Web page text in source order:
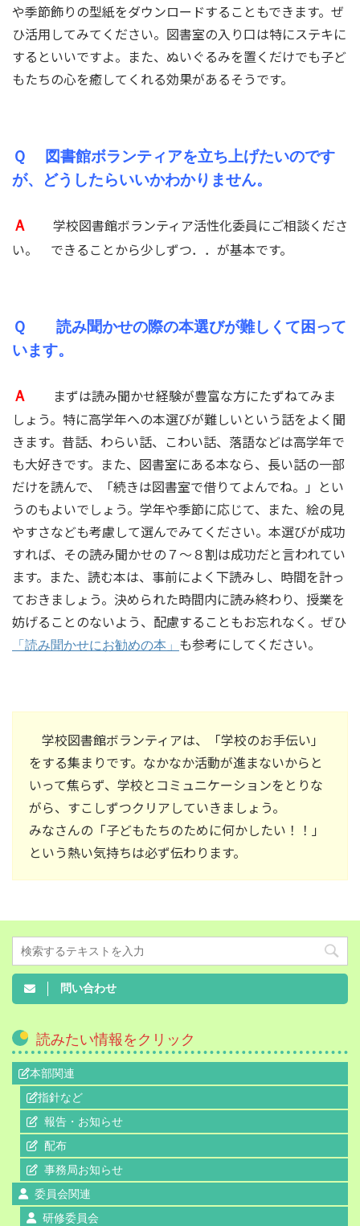
や季節飾りの型紙をダウンロードすることもできます。ぜ
ひ活用してみてください。図書室の入り口は特にステキに
するといいですよ。また、ぬいぐるみを置くだけでも子ど
もたちの心を癒してくれる効果があるそうです。
Ｑ 図書館ボランティアを立ち上げたいのです
が、どうしたらいいかわかりません。
Ａ
学校図書館ボランティア活性化委員にご相談くださ
い。 できることから少しずつ．．が基本です。
Ｑ 読み聞かせの際の本選びが難しくて困って
います。
Ａ
まずは読み聞かせ経験が豊富な方にたずねてみま
しょう。特に高学年への本選びが難しいという話をよく聞
きます。昔話、わらい話、こわい話、落語などは高学年で
も大好きです。また、図書室にある本なら、長い話の一部
だけを読んで、「続きは図書室で借りてよんでね。」とい
うのもよいでしょう。学年や季節に応じて、また、絵の見
やすさなども考慮して選んでみてください。本選びが成功
すれば、その読み聞かせの７～８割は成功だと言われてい
ます。また、読む本は、事前によく下読みし、時間を計っ
ておきましょう。決められた時間内に読み終わり、授業を
妨げることのないよう、配慮することもお忘れなく。ぜひ
「読み聞かせにお勧めの本」 も参考にしてください。
学校図書館ボランティアは、「学校のお手伝い」
をする集まりです。なかなか活動が進まないからと
いって焦らず、学校とコミュニケーションをとりな
がら、すこしずつクリアしていきましょう。
みなさんの「子どもたちのために何かしたい！！」
という熱い気持ちは必ず伝わります。
問い合わせ
読みたい情報をクリック
本部関連
指針など
報告・お知らせ
配布
事務局お知らせ
委員会関連
研修委員会